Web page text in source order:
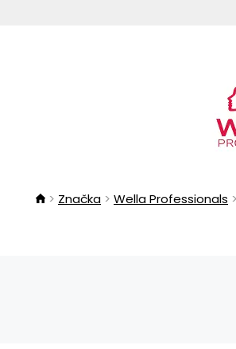
Značka Wella Professionals